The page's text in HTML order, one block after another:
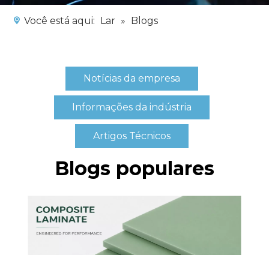
Você está aqui: Lar » Blogs
Notícias da empresa
Informações da indústria
Artigos Técnicos
Blogs populares